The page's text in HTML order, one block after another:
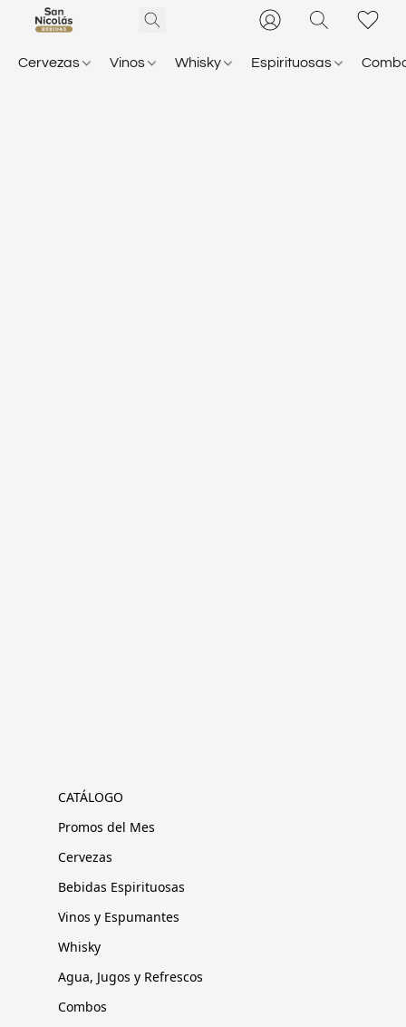
Cervezas Vinos Whisky Espirituosas
CATÁLOGO
Promos del Mes
Cervezas
Bebidas Espirituosas
Vinos y Espumantes
Whisky
Agua, Jugos y Refrescos
Combos